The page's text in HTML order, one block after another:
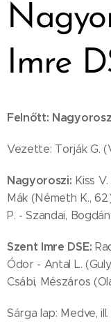
Imre
Felnőtt:
Vezette: Torják G.
Nagyoroszi: Kiss
Mák (Németh K.,
P. - Szandai,
Szent Imre DSE:
Ódor - Antal L.
Csábi, Mészáros
Sárga lap: Medve,